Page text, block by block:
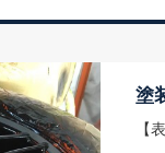
塗
【